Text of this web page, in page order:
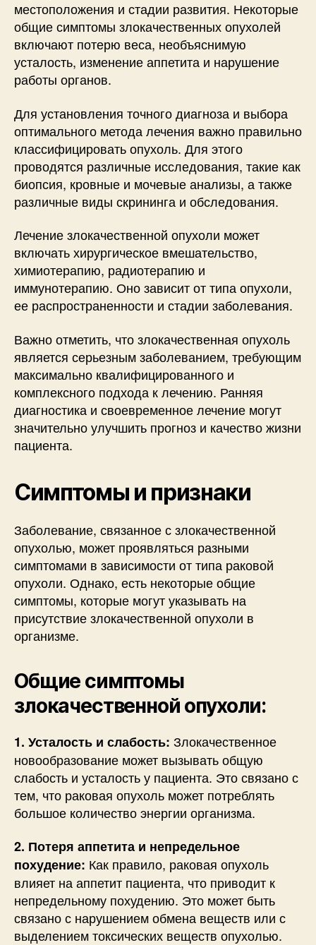
местоположения и стадии развития. Некоторые
общие симптомы злокачественных опухолей
включают потерю веса, необъяснимую
усталость, изменение аппетита и нарушение
работы органов.
Для установления точного диагноза и выбора
оптимального метода лечения важно правильно
классифицировать опухоль. Для этого
проводятся различные исследования, такие как
биопсия, кровные и мочевые анализы, а также
различные виды скрининга и обследования.
Лечение злокачественной опухоли может
включать хирургическое вмешательство,
химиотерапию, радиотерапию и
иммунотерапию. Оно зависит от типа опухоли,
ее распространенности и стадии заболевания.
Важно отметить, что злокачественная опухоль
является серьезным заболеванием, требующим
максимально квалифицированного и
комплексного подхода к лечению. Ранняя
диагностика и своевременное лечение могут
значительно улучшить прогноз и качество жизни
пациента.
Симптомы и признаки
Заболевание, связанное с злокачественной
опухолью, может проявляться разными
симптомами в зависимости от типа раковой
опухоли. Однако, есть некоторые общие
симптомы, которые могут указывать на
присутствие злокачественной опухоли в
организме.
Общие симптомы
злокачественной опухоли:
1. Усталость и слабость: Злокачественное
новообразование может вызывать общую
слабость и усталость у пациента. Это связано с
тем, что раковая опухоль может потреблять
большое количество энергии организма.
2. Потеря аппетита и непредельное
похудение: Как правило, раковая опухоль
влияет на аппетит пациента, что приводит к
непредельному похудению. Это может быть
связано с нарушением обмена веществ или с
выделением токсических веществ опухолью.